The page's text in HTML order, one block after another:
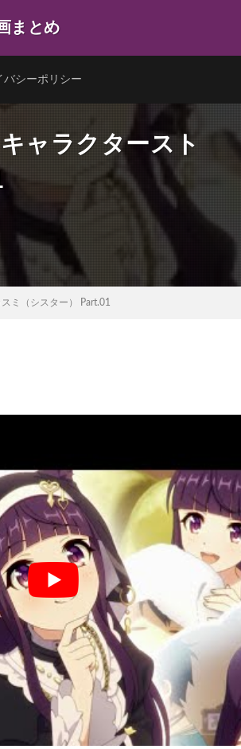
まとめ
バシーポリシー
ャラクタースト
ミ（シスター） Part.01